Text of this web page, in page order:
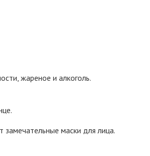
жареное и алкоголь.
маски для лица.